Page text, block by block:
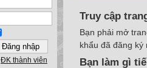
ĐK thành viên
Truy cập
Bạn phải mở
khẩu đã đăng
Bạn làm gì